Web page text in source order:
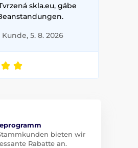
skla.eu, gäbe
5. 8. 2026
bieten wir
Rabatte an.